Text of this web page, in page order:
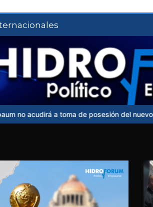
posesión del nuevo presidente de Colombia